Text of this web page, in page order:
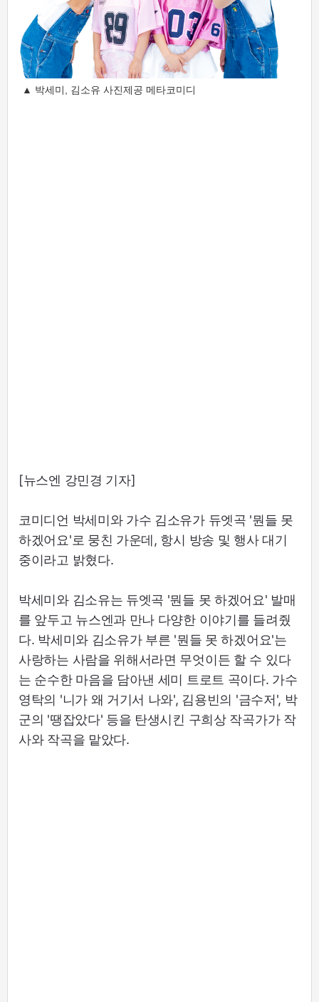
▲ 박세미, 김소유 사진제공 메타코미디
[뉴스엔 강민경 기자]
코미디언 박세미와 가수 김소유가 듀엣곡 '뭔들 못
하겠어요'로 뭉친 가운데, 항시 방송 및 행사 대기
중이라고 밝혔다.
박세미와 김소유는 듀엣곡 '뭔들 못 하겠어요' 발매
를 앞두고 뉴스엔과 만나 다양한 이야기를 들려줬
다. 박세미와 김소유가 부른 '뭔들 못 하겠어요'는
사랑하는 사람을 위해서라면 무엇이든 할 수 있다
는 순수한 마음을 담아낸 세미 트로트 곡이다. 가수
영탁의 '니가 왜 거기서 나와', 김용빈의 '금수저', 박
군의 '땡잡았다' 등을 탄생시킨 구희상 작곡가가 작
사와 작곡을 맡았다.